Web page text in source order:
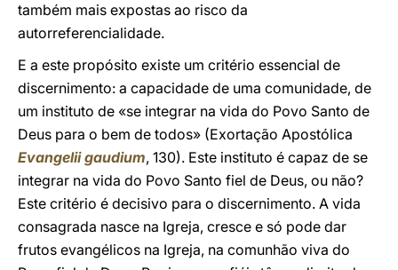
também mais expostas ao risco da
autorreferencialidade.
E a este propósito existe um critério essencial de
discernimento: a capacidade de uma comunidade, de
um instituto de «se integrar na vida do Povo Santo de
Deus para o bem de todos» (Exortação Apostólica
Evangelii gaudium, 130). Este instituto é capaz de se
integrar na vida do Povo Santo fiel de Deus, ou não?
Este critério é decisivo para o discernimento. A vida
consagrada nasce na Igreja, cresce e só pode dar
frutos evangélicos na Igreja, na comunhão viva do